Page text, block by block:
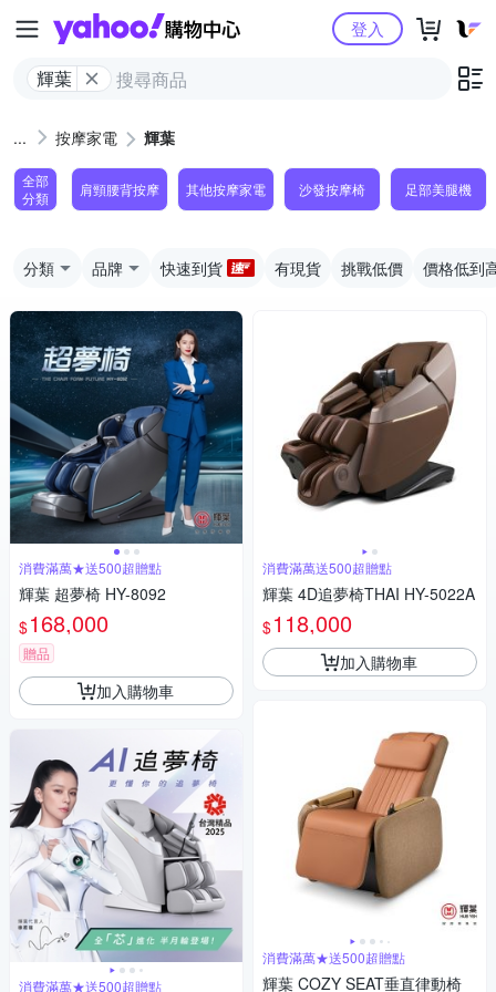
Yahoo購物中心
輝葉
登入
按摩家電 輝葉
全部
分類
肩頸腰背按摩 其他按摩家電 沙發按摩椅 足部美腿機
分類 品牌 快速到貨 有現貨 挑戰低價 價格低到
消費滿萬★送500超贈點
輝葉 超夢椅 HY-8092
$168,000
贈品
加入購物車
消費滿萬★送500超贈點
消費滿萬送500超贈點
輝葉 4D追夢椅THAI HY-5022A
$118,000
加入購物車
消費滿萬★送500超贈點
輝葉 COZY SEAT垂直律動椅